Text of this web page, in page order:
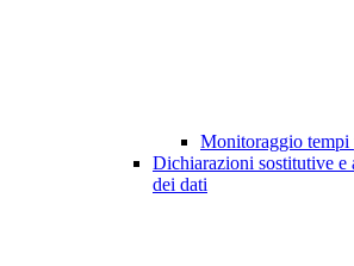
Monitoraggio tempi
Dichiarazioni sostitutive
dei dati